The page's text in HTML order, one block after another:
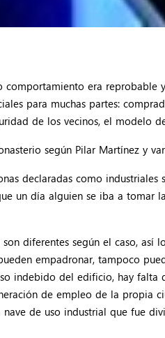
era
para muchas partes:
de los vecinos, el modelo
según Pilar Martínez y
declaradas como industriales
un día alguien se iba a tomar
diferentes según el caso,
empadronar, tampoco
indebido del edificio, hay falta
de empleo de la propia
de uso industrial que fue